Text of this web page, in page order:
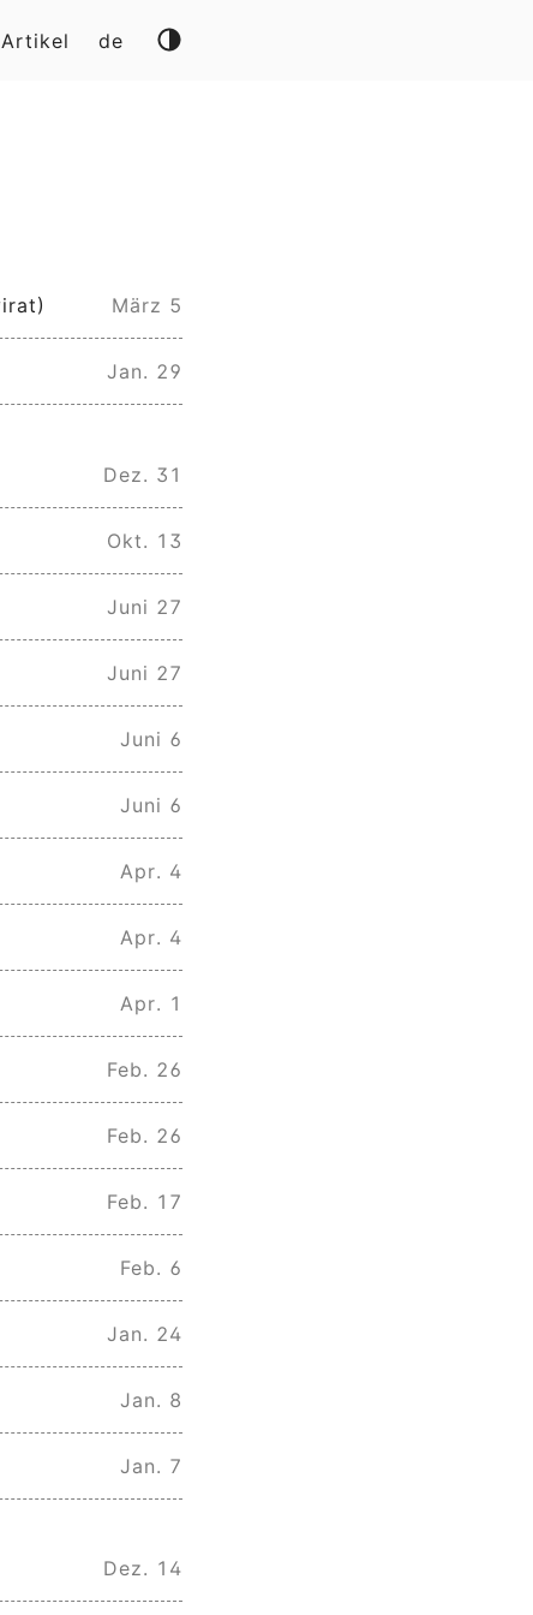
Artikel de
März 5
Jan. 29
Dez. 31
Okt. 13
Juni 27
Juni 27
Juni 6
Juni 6
Apr. 4
Apr. 4
Apr. 1
Feb. 26
Feb. 26
Feb. 17
Feb. 6
Jan. 24
Jan. 8
Jan. 7
Dez. 14